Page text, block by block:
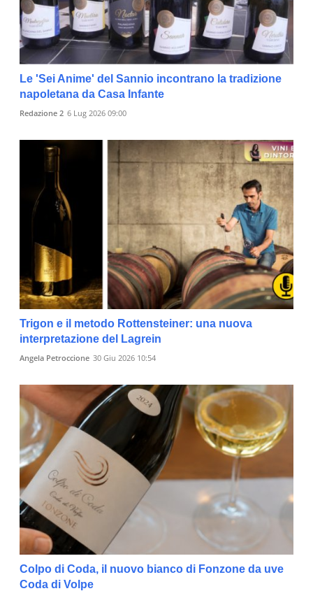
Le 'Sei Anime' del Sannio incontrano la tradizione
napoletana da Casa Infante
Redazione 2 6 Lug 2026 09:00
Trigon e il metodo Rottensteiner: una nuova
interpretazione del Lagrein
Angela Petroccione 30 Giu 2026 10:54
Colpo di Coda, il nuovo bianco di Fonzone da uve
Coda di Volpe